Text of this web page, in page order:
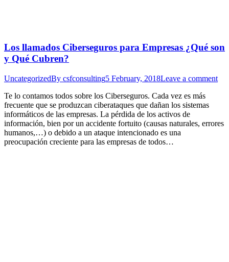
Los llamados Ciberseguros para Empresas ¿Qué son
y Qué Cubren?
UncategorizedBy csfconsulting5 February, 2018Leave a comment
Te lo contamos todos sobre los Ciberseguros. Cada vez es más
frecuente que se produzcan ciberataques que dañan los sistemas
informáticos de las empresas. La pérdida de los activos de
información, bien por un accidente fortuito (causas naturales, errores
humanos,…) o debido a un ataque intencionado es una
preocupación creciente para las empresas de todos…